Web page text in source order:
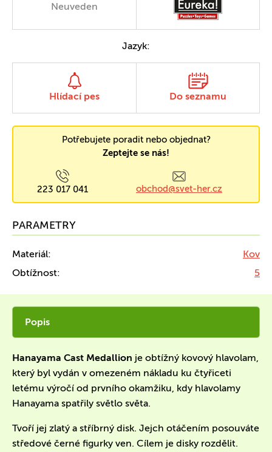
Neuveden
Jazyk:
Hlídací pes Do seznamu
Potřebujete poradit nebo objednat?
Zeptejte se nás!
223 017 041 obchod@svet-her.cz
PARAMETRY
Materiál:
Kov
Obtížnost:
5
Popis
Hanayama Cast Medallion je obtížný kovový hlavolam,
který byl vydán v omezeném nákladu ku čtyřiceti
letému výročí od prvního okamžiku, kdy hlavolamy
Hanayama spatřily světlo světa.
Tvoří jej zlatý a stříbrný disk. Jejch otáčením posouváte
středové černé figurky ven. Cílem je disky rozdělit.